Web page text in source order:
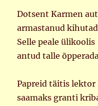
Dotsent Karmen
armastanud
Selle peale ülikoolis
antud talle
Papreid täitis lektor
saamaks granti